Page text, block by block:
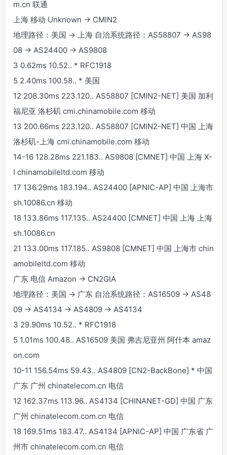
m.cn 联通
上海 移动 Unknown -> CMIN2
地理路径：美国 -> 上海 自治系统路径：AS58807 -> AS98
08 -> AS24400 -> AS9808
3 0.62ms 10.52.. * RFC1918
5 2.40ms 100.58.. * 美国
12 208.30ms 223.120.. AS58807 [CMIN2-NET] 美国 加利
福尼亚 洛杉矶 cmi.chinamobile.com 移动
13 200.66ms 223.120.. AS58807 [CMIN2-NET] 中国 上海
洛杉矶-上海 cmi.chinamobile.com 移动
14-16 128.28ms 221.183.. AS9808 [CMNET] 中国 上海 X-
I chinamobileltd.com 移动
17 136.29ms 183.194.. AS24400 [APNIC-AP] 中国 上海市
sh.10086.cn 移动
18 133.86ms 117.135.. AS24400 [CMNET] 中国 上海 上海
sh.10086.cn
21 133.00ms 117.185.. AS9808 [CMNET] 中国 上海市 chin
amobileltd.com 移动
广东 电信 Amazon -> CN2GIA
地理路径：美国 -> 广东 自治系统路径：AS16509 -> AS48
09 -> AS4134 -> AS4809 -> AS4134
3 29.90ms 10.52.. * RFC1918
5 1.01ms 100.48.. AS16509 美国 弗吉尼亚州 阿什本 amaz
on.com
10-11 156.54ms 59.43.. AS4809 [CN2-BackBone] * 中国
广东 广州 chinatelecom.cn 电信
12 162.37ms 113.96.. AS4134 [CHINANET-GD] 中国 广东
广州 chinatelecom.com.cn 电信
18 169.51ms 183.47.. AS4134 [APNIC-AP] 中国 广东省 广
州市 chinatelecom.com.cn 电信